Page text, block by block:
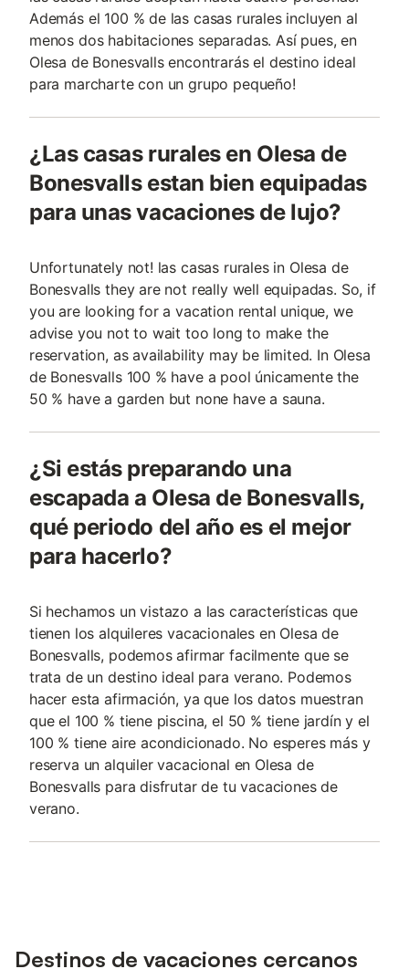
Además el 100 % de las casas rurales incluyen al
menos dos habitaciones separadas. Así pues, en
Olesa de Bonesvalls encontrarás el destino ideal
para marcharte con un grupo pequeño!
¿Las casas rurales en Olesa de
Bonesvalls estan bien equipadas
para unas vacaciones de lujo?
Unfortunately not! las casas rurales in Olesa de
Bonesvalls they are not really well equipadas. So, if
you are looking for a vacation rental unique, we
advise you not to wait too long to make the
reservation, as availability may be limited. In Olesa
de Bonesvalls 100 % have a pool únicamente the
50 % have a garden but none have a sauna.
¿Si estás preparando una
escapada a Olesa de Bonesvalls,
qué periodo del año es el mejor
para hacerlo?
Si hechamos un vistazo a las características que
tienen los alquileres vacacionales en Olesa de
Bonesvalls, podemos afirmar facilmente que se
trata de un destino ideal para verano. Podemos
hacer esta afirmación, ya que los datos muestran
que el 100 % tiene piscina, el 50 % tiene jardín y el
100 % tiene aire acondicionado. No esperes más y
reserva un alquiler vacacional en Olesa de
Bonesvalls para disfrutar de tu vacaciones de
verano.
Destinos de vacaciones cercanos